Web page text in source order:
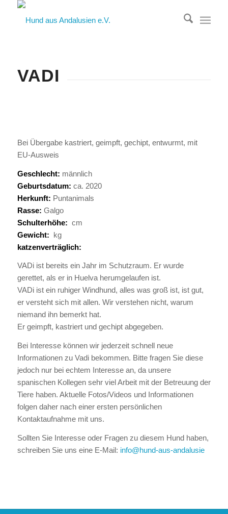
VADI
Bei Übergabe kastriert, geimpft, gechipt, entwurmt, mit
EU-Ausweis
Geschlecht: männlich
Geburtsdatum: ca. 2020
Herkunft: Puntanimals
Rasse: Galgo
Schulterhöhe: cm
Gewicht: kg
katzenverträglich:
VADi ist bereits ein Jahr im Schutzraum. Er wurde
gerettet, als er in Huelva herumgelaufen ist.
VADi ist ein ruhiger Windhund, alles was groß ist, ist gut,
er versteht sich mit allen. Wir verstehen nicht, warum
niemand ihn bemerkt hat.
Er geimpft, kastriert und gechipt abgegeben.
Bei Interesse können wir jederzeit schnell neue
Informationen zu Vadi bekommen. Bitte fragen Sie diese
jedoch nur bei echtem Interesse an, da unsere
spanischen Kollegen sehr viel Arbeit mit der Betreuung der
Tiere haben. Aktuelle Fotos/Videos und Informationen
folgen daher nach einer ersten persönlichen
Kontaktaufnahme mit uns.
Sollten Sie Interesse oder Fragen zu diesem Hund haben,
schreiben Sie uns eine E-Mail: info@hund-aus-andalusie